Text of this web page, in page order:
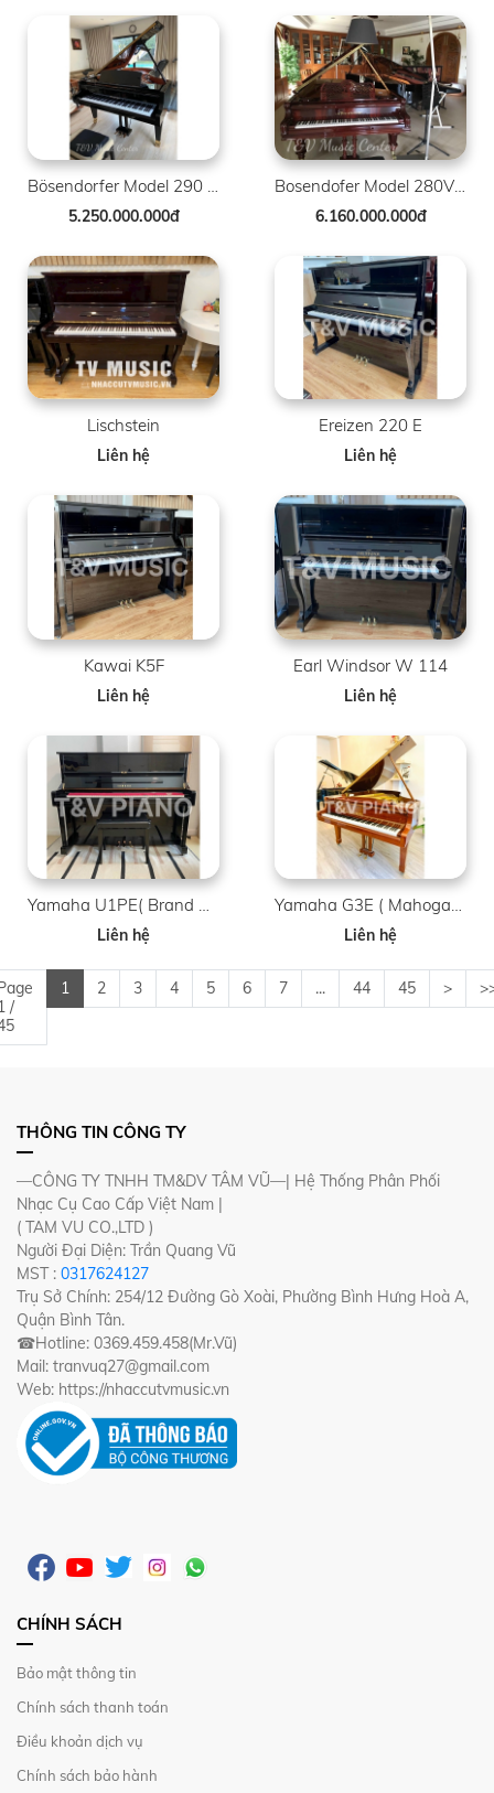
5.250.000.000đ 6.160.000.000đ
Lischstein
Liên hệ
Ereizen 220 E
Liên hệ
Kawai K5F
Liên hệ
Earl Windsor W 114
Liên hệ
Yamaha U1PE( Brand New )
Liên hệ
Yamaha G3E ( Mahogany )
Liên hệ
/
1 2 3 4 5 6 7 ... 44 45 >
THÔNG TIN CÔNG TY
—CÔNG TY TNHH TM&DV TÂM VŨ—| Hệ Thống Phân Phối
Nhạc Cụ Cao Cấp Việt Nam |
( TAM VU CO.,LTD )
Người Đại Diện: Trần Quang Vũ
MST : 0317624127
Trụ Sở Chính: 254/12 Đường Gò Xoài, Phường Bình Hưng Hoà A,
Quận Bình Tân.
☎Hotline: 0369.459.458(Mr.Vũ)
Mail: tranvuq27@gmail.com
Web: https://nhaccutvmusic.vn
CHÍNH SÁCH
Bảo mật thông tin
Chính sách thanh toán
Điều khoản dịch vụ
Chính sách bảo hành